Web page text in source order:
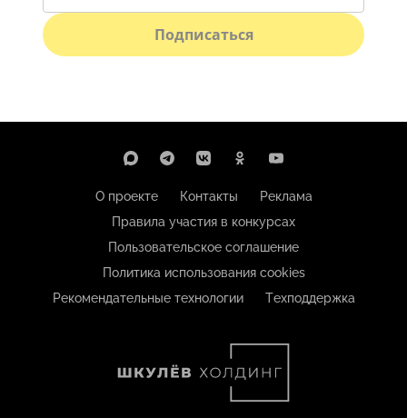
Подписаться
О проекте Контакты
Реклама
Правила участия в конкурсах
Пользовательское соглашение
Политика использования cookies
Рекомендательные технологии
Техподдержка